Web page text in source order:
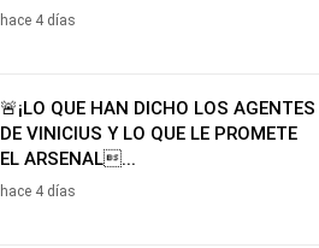
hace 4 días
🚨¡LO QUE HAN DICHO LOS AGENTES
DE VINICIUS Y LO QUE LE PROMETE
EL ARSENAL...
hace 4 días